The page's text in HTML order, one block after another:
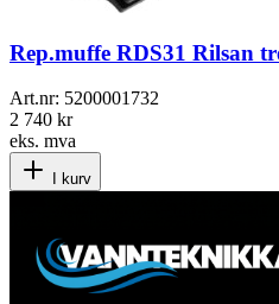
Rep.muffe RDS31 Rilsan
Art.nr: 5200001732
2 740 kr
eks. mva
I kurv